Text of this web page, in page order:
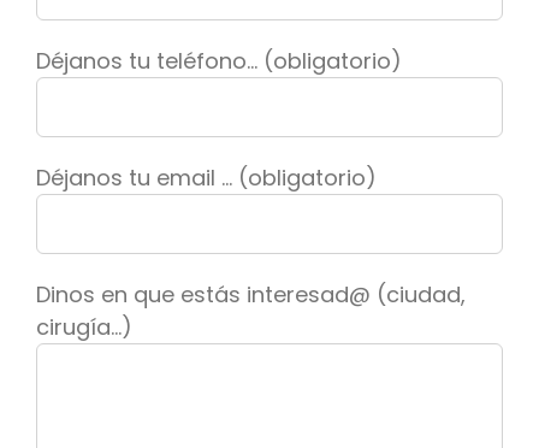
Déjanos tu teléfono... (obligatorio)
Déjanos tu email ... (obligatorio)
Dinos en que estás interesad@ (ciudad,
cirugía...)